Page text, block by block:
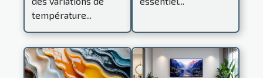
température...